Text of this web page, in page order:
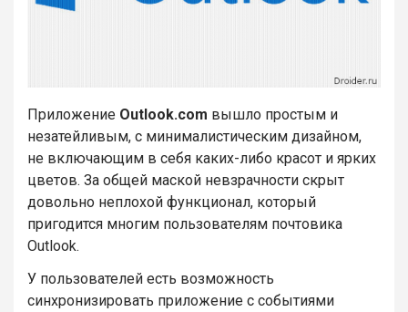
Приложение Outlook.com вышло простым и
незатейливым, с минималистическим дизайном,
не включающим в себя каких-либо красот и ярких
цветов. За общей маской невзрачности скрыт
довольно неплохой функционал, который
пригодится многим пользователям почтовика
Outlook.
У пользователей есть возможность
синхронизировать приложение с событиями